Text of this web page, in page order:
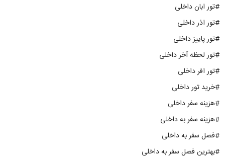
#تور ابان داخلی
#تور اذر داخلی
#تور پاییز داخلی
#تور لحظه آخر داخلی
#تور افر داخلی
#خرید تور داخلی
#هزینه سفر داخلی
#هزینه سفر به داخلی
#فصل سفر به داخلی
#بهترین فصل سفر به داخلی